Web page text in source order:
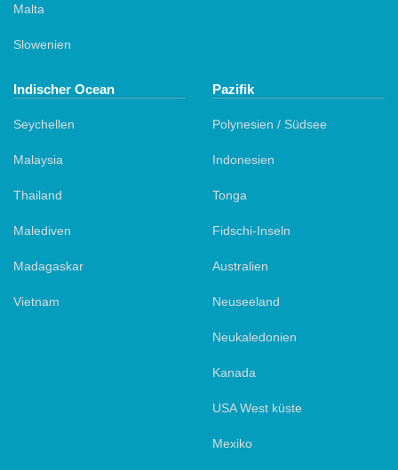
Malta
Slowenien
Indischer Ocean
Seychellen
Malaysia
Thailand
Malediven
Madagaskar
Vietnam
Pazifik
Polynesien / Südsee
Indonesien
Tonga
Fidschi-Inseln
Australien
Neuseeland
Neukaledonien
Kanada
USA West küste
Mexiko